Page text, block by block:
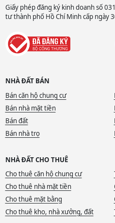
Giấy phép đăng ký kinh doanh số
tư thành phố Hồ Chí Minh cấp ngày
NHÀ ĐẤT BÁN
Bán căn hộ chung cư
Bán nhà mặt tiền
Bán đất
Bán nhà trọ
NHÀ ĐẤT CHO THUÊ
Cho thuê căn hộ chung cư
Cho thuê nhà mặt tiền
Cho thuê mặt bằng
Cho thuê kho, nhà xưởng, đất